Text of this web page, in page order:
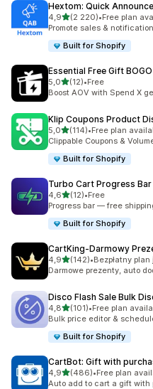
Hextom: Quick
4,9na 5 gwiazdek
(2 220)
Łączna liczba recenzji:
•Free plan
Promote sales &
Built for Shopify
Essential Free Gift BOGO
5,0na 5 gwiazdek
(12)
Łączna liczba recenzji: 12
•Free
Boost AOV with Spend X
Klip Coupons Product
5,0na 5 gwiazdek
(114)
Łączna liczba recenzji: 114
•Free plan
Clippable Coupons &
Built for Shopify
Turbo Cart Progress
4,6na 5 gwiazdek
(12)
Łączna liczba recenzji: 12
•Free
Progress bar — free
Built for Shopify
CartKing‑Darmowy
4,9na 5 gwiazdek
(142)
Łączna liczba recenzji: 142
•Bezpłatny
Darmowe prezenty, auto
Disco Flash Sale Bulk
4,8na 5 gwiazdek
(101)
Łączna liczba recenzji: 101
•Free plan
Bulk price editor &
Built for Shopify
CartBot: Gift with
4,9na 5 gwiazdek
(486)
Łączna liczba recenzji:
•Free plan
Auto add to cart a gift with